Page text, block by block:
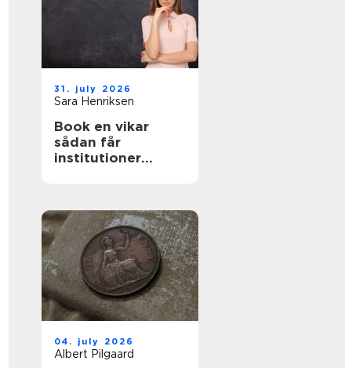
31. july 2026
Sara Henriksen
Book en vikar
sådan får
institutioner
04. july 2026
Albert Pilgaard